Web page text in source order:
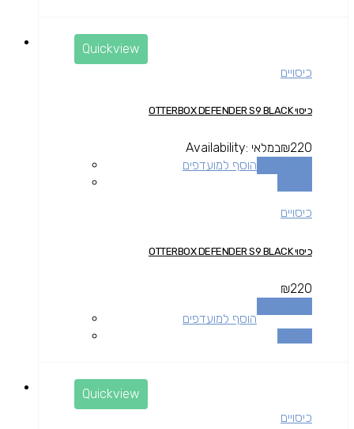
Quickview
כיסויים
כיסוי OTTERBOX DEFENDER S9 BLACK
₪220
Availability: במלאי
הוסף למועדפים
כיסויים
כיסוי OTTERBOX DEFENDER S9 BLACK
₪220
הוסף למועדפים
Quickview
כיסויים